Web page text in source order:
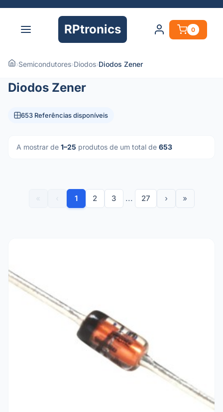
RPtronics 0
›Semicondutores›Diodos›Diodos Zener
Diodos Zener
653 Referências disponíveis
A mostrar de 1–25 produtos de um total de 653
1 2 3 ... 27 › »